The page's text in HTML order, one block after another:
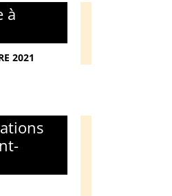
à
2021